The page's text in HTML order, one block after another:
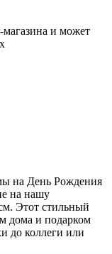
магазина и может
на День Рождения
на нашу
Этот стильный
дома и подарком
до коллеги или